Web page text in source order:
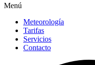
Menú
Meteorología
Tarifas
Servicios
Contacto